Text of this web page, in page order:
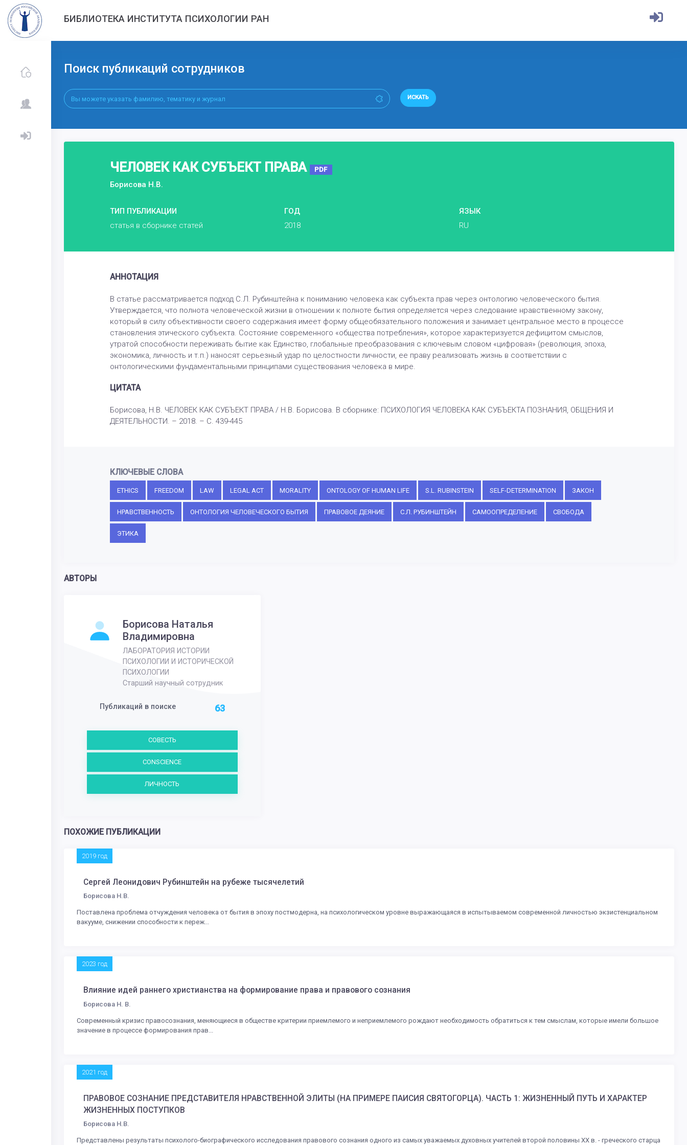
БИБЛИОТЕКА ИНСТИТУТА ПСИХОЛОГИИ РАН
Поиск публикаций сотрудников
ИСКАТЬ
ЧЕЛОВЕК КАК СУБЪЕКТ ПРАВА PDF
Борисова Н.В.
ТИП ПУБЛИКАЦИИ
статья в сборнике статей
ГОД
2018
ЯЗЫК
RU
АННОТАЦИЯ
В статье рассматривается подход С.Л. Рубинштейна к пониманию человека как субъекта прав через онтологию человеческого бытия.
Утверждается, что полнота человеческой жизни в отношении к полноте бытия определяется через следование нравственному закону,
который в силу объективности своего содержания имеет форму общеобязательного положения и занимает центральное место в процессе
становления этического субъекта. Состояние современного «общества потребления», которое характеризуется дефицитом смыслов,
утратой способности переживать бытие как Единство, глобальные преобразования с ключевым словом «цифровая» (революция, эпоха,
экономика, личность и т.п.) наносят серьезный удар по целостности личности, ее праву реализовать жизнь в соответствии с
онтологическими фундаментальными принципами существования человека в мире.
ЦИТАТА
Борисова, Н.В. ЧЕЛОВЕК КАК СУБЪЕКТ ПРАВА / Н.В. Борисова. В сборнике: ПСИХОЛОГИЯ ЧЕЛОВЕКА КАК СУБЪЕКТА ПОЗНАНИЯ, ОБЩЕНИЯ И
ДЕЯТЕЛЬНОСТИ. – 2018. – С. 439-445
КЛЮЧЕВЫЕ СЛОВА
ETHICS FREEDOM LAW LEGAL ACT MORALITY ONTOLOGY OF HUMAN LIFE S.L. RUBINSTEIN SELF-DETERMINATION ЗАКОН
НРАВСТВЕННОСТЬ ОНТОЛОГИЯ ЧЕЛОВЕЧЕСКОГО БЫТИЯ ПРАВОВОЕ ДЕЯНИЕ С.Л. РУБИНШТЕЙН САМООПРЕДЕЛЕНИЕ СВОБОДА
ЭТИКА
АВТОРЫ
Борисова Наталья
Владимировна
ЛАБОРАТОРИЯ ИСТОРИИ
ПСИХОЛОГИИ И ИСТОРИЧЕСКОЙ
ПСИХОЛОГИИ
Старший научный сотрудник
Публикаций в поиске 63
СОВЕСТЬ
CONSCIENCE
ЛИЧНОСТЬ
ПОХОЖИЕ ПУБЛИКАЦИИ
2019 год
Сергей Леонидович Рубинштейн на рубеже тысячелетий
Борисова Н.В.
Поставлена проблема отчуждения человека от бытия в эпоху постмодерна, на психологическом уровне выражающаяся в испытываемом современной личностью экзистенциальном
вакууме, снижении способности к переж...
2023 год
Влияние идей раннего христианства на формирование права и правового сознания
Борисова Н. В.
Современный кризис правосознания, меняющиеся в обществе критерии приемлемого и неприемлемого рождают необходимость обратиться к тем смыслам, которые имели большое
значение в процессе формирования прав...
2021 год
ПРАВОВОЕ СОЗНАНИЕ ПРЕДСТАВИТЕЛЯ НРАВСТВЕННОЙ ЭЛИТЫ (НА ПРИМЕРЕ ПАИСИЯ СВЯТОГОРЦА). ЧАСТЬ 1: ЖИЗНЕННЫЙ ПУТЬ И ХАРАКТЕР
ЖИЗНЕННЫХ ПОСТУПКОВ
Борисова Н.В.
Представлены результаты психолого-биографического исследования правового сознания одного из самых уважаемых духовных учителей второй половины ХХ в. - греческого старца